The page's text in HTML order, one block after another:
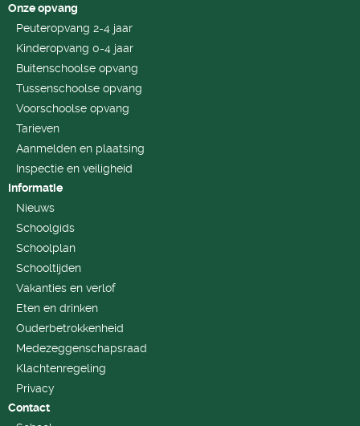
Onze opvang
Peuteropvang 2-4 jaar
Kinderopvang 0-4 jaar
Buitenschoolse opvang
Tussenschoolse opvang
Voorschoolse opvang
Tarieven
Aanmelden en plaatsing
Inspectie en veiligheid
Informatie
Nieuws
Schoolgids
Schoolplan
Schooltijden
Vakanties en verlof
Eten en drinken
Ouderbetrokkenheid
Medezeggenschapsraad
Klachtenregeling
Privacy
Contact